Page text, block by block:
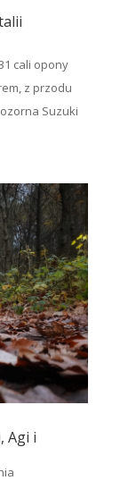
cali opony
z przodu
Suzuki
Agi i